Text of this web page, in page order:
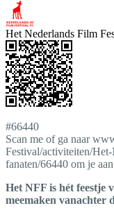
Het Nederlands Film
#66440
Scan me of ga naar
Festival/activiteiten/
fanaten/66440 om je
Het NFF is hét feestje
meemaken vanachter